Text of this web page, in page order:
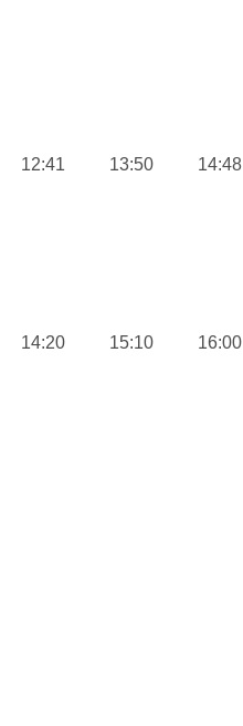
12:41 13:50 14:48
14:20 15:10 16:00